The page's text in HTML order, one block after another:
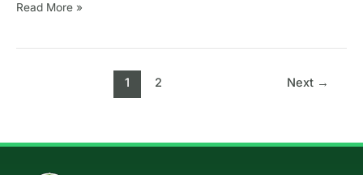
Read More »
1 2 Next →